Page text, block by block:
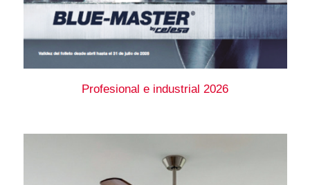
Profesional e industrial 2026